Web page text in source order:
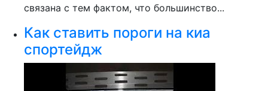
связана с тем фактом, что большинство...
Как ставить пороги на киа
спортейдж